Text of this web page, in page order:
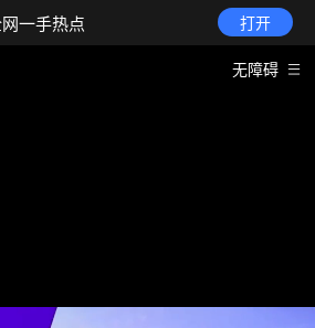
网一手热点 打开
无障碍